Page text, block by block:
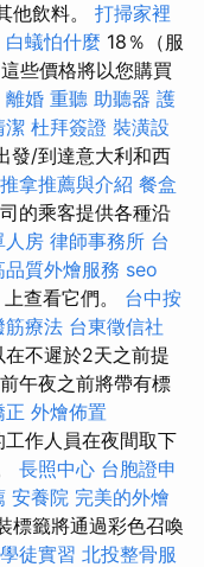
他飲料。 打掃家裡
白蟻怕什麼 18％（服
些價格將以您購買
離婚 重聽 助聽器 護
潔 杜拜簽證 裝潢設
發/到達意大利和西
推拿推薦與介紹 餐盒
的乘客提供各種沿
人房 律師事務所 台
品質外燴服務 seo
查看它們。 台中按
筋療法 台東徵信社
在不遲於2天之前提
午夜之前將帶有標
正 外燴佈置
工作人員在夜間取下
長照中心 台胞證申
安養院 完美的外燴
標籤將通過彩色召喚
徒實習 北投整骨服